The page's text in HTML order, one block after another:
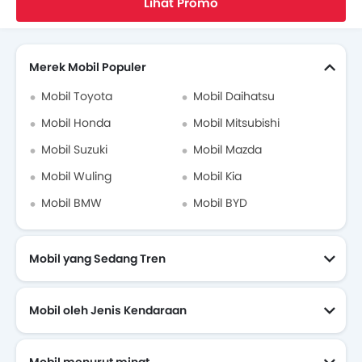
Cari Mobil Lain
Merek Mobil Populer
Mobil Toyota
Mobil Daihatsu
Mobil Honda
Mobil Mitsubishi
Mobil Suzuki
Mobil Mazda
Mobil Wuling
Mobil Kia
Mobil BMW
Mobil BYD
Mobil yang Sedang Tren
Mobil oleh Jenis Kendaraan